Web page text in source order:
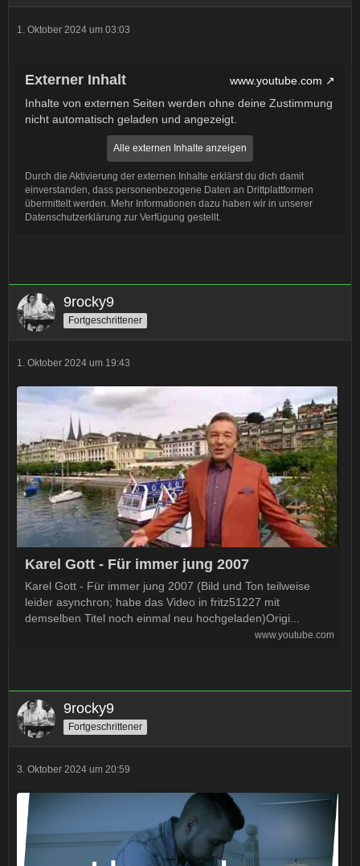
1. Oktober 2024 um 03:03
Externer Inhalt
www.youtube.com
Inhalte von externen Seiten werden ohne deine Zustimmung
nicht automatisch geladen und angezeigt.
Alle externen Inhalte anzeigen
Durch die Aktivierung der externen Inhalte erklärst du dich damit
einverstanden, dass personenbezogene Daten an Drittplattformen
übermittelt werden. Mehr Informationen dazu haben wir in unserer
Datenschutzerklärung zur Verfügung gestellt.
9rocky9
Fortgeschrittener
1. Oktober 2024 um 19:43
Karel Gott - Für immer jung 2007
Karel Gott - Für immer jung 2007 (Bild und Ton teilweise
leider asynchron; habe das Video in fritz51227 mit
demselben Titel noch einmal neu hochgeladen)Origi...
www.youtube.com
9rocky9
Fortgeschrittener
3. Oktober 2024 um 20:59